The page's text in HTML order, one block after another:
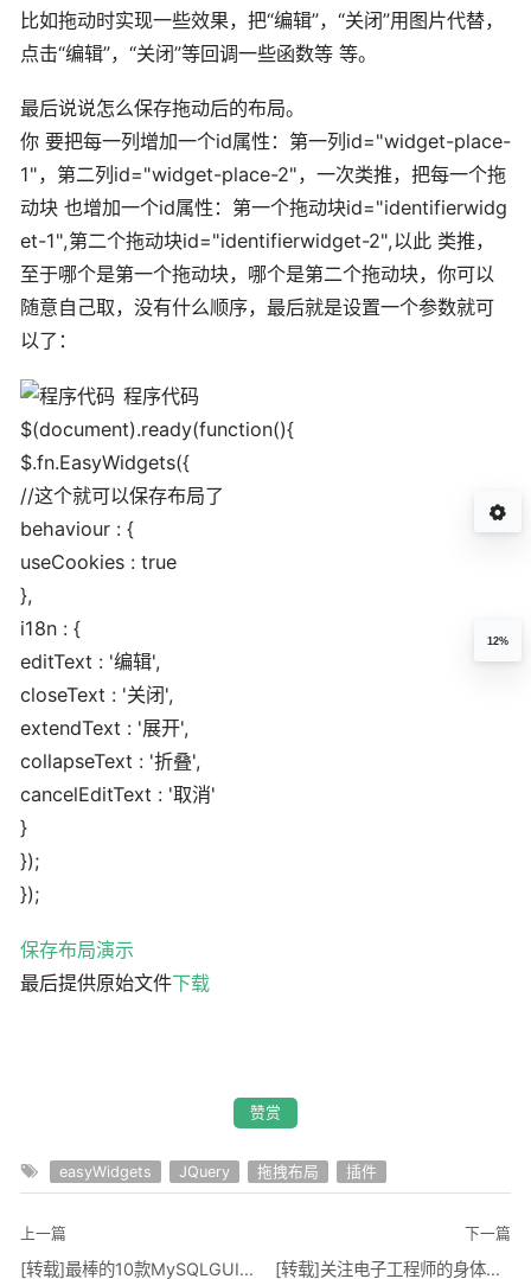
比如拖动时实现一些效果，把“编辑”，“关闭”用图片代替，
点击“编辑”，“关闭”等回调一些函数等 等。
最后说说怎么保存拖动后的布局。
你 要把每一列增加一个id属性：第一列id="widget-place-
1"，第二列id="widget-place-2"，一次类推，把每一个拖
动块 也增加一个id属性：第一个拖动块id="identifierwidg
et-1",第二个拖动块id="identifierwidget-2",以此 类推，
至于哪个是第一个拖动块，哪个是第二个拖动块，你可以
随意自己取，没有什么顺序，最后就是设置一个参数就可
以了：
程序代码
$(document).ready(function(){
$.fn.EasyWidgets({
//这个就可以保存布局了
behaviour : {
useCookies : true
},
i18n : {
editText : '编辑',
closeText : '关闭',
extendText : '展开',
collapseText : '折叠',
cancelEditText : '取消'
}
});
});
保存布局演示
最后提供原始文件下载
赞赏
easyWidgets JQuery 拖拽布局 插件
上一篇
[转载]最棒的10款MySQLGUI工具
下一篇
[转载]关注电子工程师的身体健康与职业规划
12%